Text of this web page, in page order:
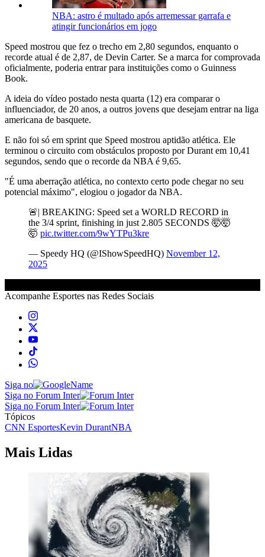
NBA: astro é multado após arremessar garrafa e
atingir funcionários em jogo
Speed mostrou que fez o trecho em 2,80 segundos, enquanto o
recorde atual é de 2,87, de Devin Carter. Se a marca for comprovada
oficialmente, poderia entrar para instituições como o Guinness
Book.
A ideia do vídeo postado nesta quarta (12) era comparar o
influenciador, de 20 anos, a outros jovens que desejam entrar na liga
americana de basquete.
E não foi só em sprint que Speed mostrou aptidão atlética. Ele
terminou o circuito com obstáculos proposto por Durant em 10,41
segundos, sendo que o recorde da NBA é 9,65.
"É uma aberração atlética, no contexto certo pode chegar no seu
potencial máximo", elogiou o jogador da NBA.
🚨| BREAKING: Speed set a WORLD RECORD in
the 3/4 sprint, finishing in just 2.805 SECONDS 🤯🤯
🤯 pic.twitter.com/9wYTPu3kre
— Speedy HQ (@IShowSpeedHQ) November 12,
2025
Acompanhe Esportes nas Redes Sociais
Siga no
Siga no Forum Inter
Siga no Forum Inter
Tópicos
CNN EsportesKevin DurantNBA
Mais Lidas